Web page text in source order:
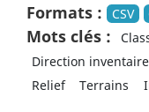
Formats :
CSV
Mots clés :
Direction
Relief
Terrains